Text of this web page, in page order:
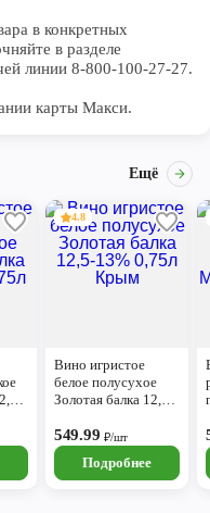
в конкретных
в разделе
линии 8-800-100-27-27.
карты Макси.
Ещё
4.8
Вино игристое
белое полусухое
Золотая балка 12,5-
549.99 ₽/шт
Подробнее